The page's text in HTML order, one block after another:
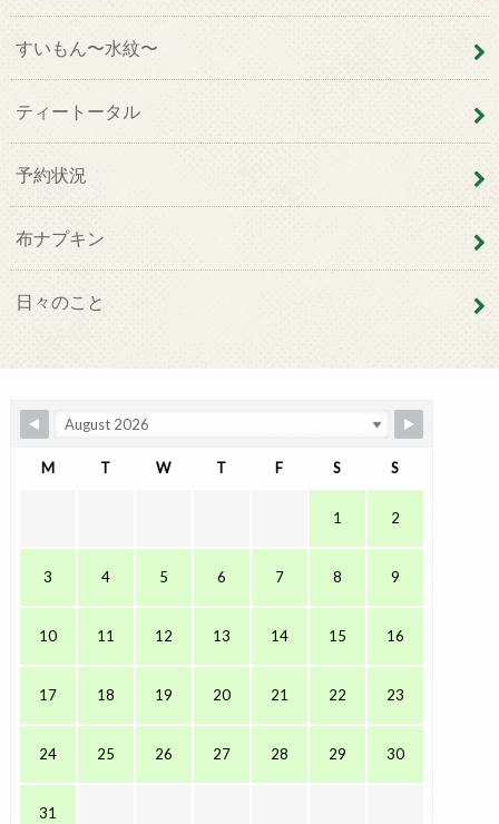
すいもん〜水紋〜
ティートータル
予約状況
布ナプキン
日々のこと
M T W T F S S
1 2
3 4 5 6 7 8 9
10 11 12 13 14 15 16
17 18 19 20 21 22 23
24 25 26 27 28 29 30
31